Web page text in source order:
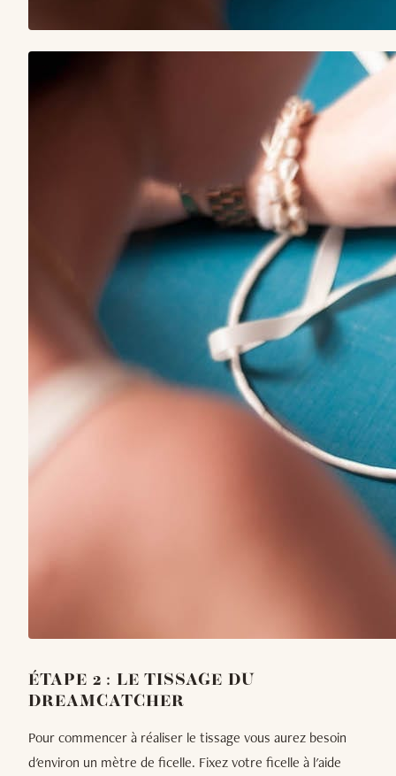
ÉTAPE 2 : LE TISSAGE DU
DREAMCATCHER
Pour commencer à réaliser le tissage vous aurez besoin
d'environ un mètre de ficelle. Fixez votre ficelle à l'aide